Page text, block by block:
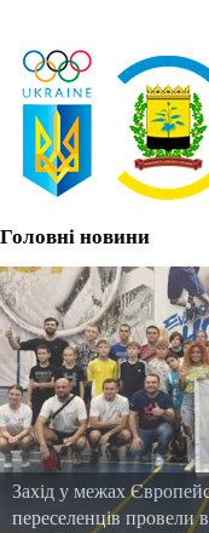
Головні новини
30 спортсменів
в Олімпійських іграх-
Захід у межах
переселенців провели